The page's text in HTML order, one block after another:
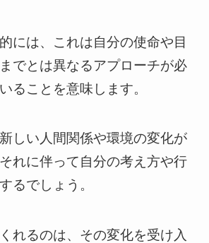
には、これは自分の使命や目
でとは異なるアプローチが必
ることを意味します。
しい人間関係や環境の変化が
れに伴って自分の考え方や行
るでしょう。
れるのは、その変化を受け入